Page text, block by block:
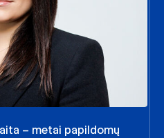
– metai papildomų